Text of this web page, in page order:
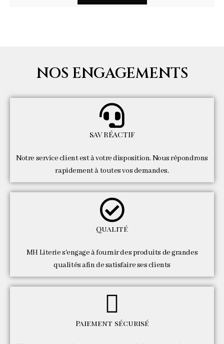
NOS ENGAGEMENTS
SAV RÉACTIF
Notre service client est à votre disposition. Nous répondrons
rapidement à toutes vos demandes.
Qualité
MH Literie s'engage à fournir des produits de grandes
qualités afin de satisfaire ses clients
Paiement sécurisé